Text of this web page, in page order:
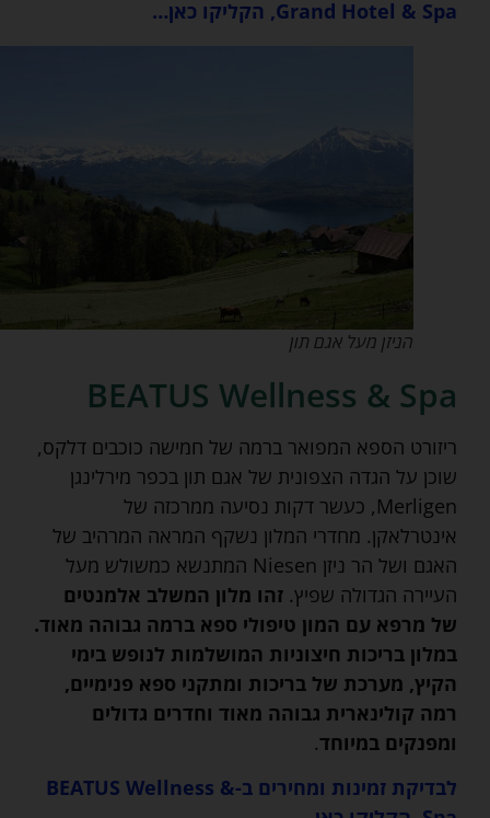
Grand Hotel & Spa, הקליקו כאן…
הניזן מעל אגם תון
BEATUS Wellness & Spa
ריזורט הספא המפואר ברמה של חמישה כוכבים דלקס,
שוכן על הגדה הצפונית של אגם תון בכפר מירלינגן
Merligen, כעשר דקות נסיעה ממרכזה של
אינטרלאקן. מחדרי המלון נשקף המראה המרהיב של
האגם ושל הר ניזן Niesen המתנשא כמשולש מעל
העיירה הגדולה שפיץ.זהו מלון המשלב אלמנטים
של מרפא עם המון טיפולי ספא ברמה גבוהה מאוד.
במלון בריכות חיצוניות המושלמות לנופש בימי
הקיץ, מערכת של בריכות ומתקני ספא פנימיים,
רמה קולינארית גבוהה מאוד וחדרים גדולים
ומפנקים במיוחד.
לבדיקת זמינות ומחירים ב-BEATUS Wellness &